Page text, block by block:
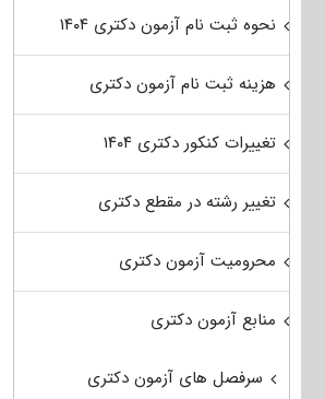
نحوه ثبت نام آزمون دکتری ۱۴۰۴
هزینه ثبت نام آزمون دکتری
تغییرات کنکور دکتری ۱۴۰۴
تغییر رشته در مقطع دکتری
محرومیت آزمون دکتری
منابع آزمون دکتری
سرفصل های آزمون دکتری